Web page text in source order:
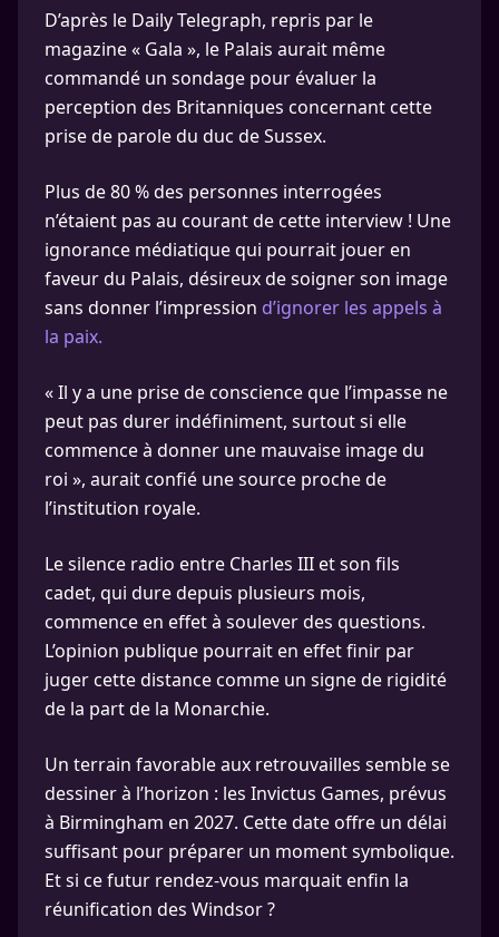
D’après le Daily Telegraph, repris par le
magazine « Gala », le Palais aurait même
commandé un sondage pour évaluer la
perception des Britanniques concernant cette
prise de parole du duc de Sussex.
Plus de 80 % des personnes interrogées
n’étaient pas au courant de cette interview ! Une
ignorance médiatique qui pourrait jouer en
faveur du Palais, désireux de soigner son image
sans donner l’impression d’ignorer les appels à
la paix.
« Il y a une prise de conscience que l’impasse ne
peut pas durer indéfiniment, surtout si elle
commence à donner une mauvaise image du
roi », aurait confié une source proche de
l’institution royale.
Le silence radio entre Charles III et son fils
cadet, qui dure depuis plusieurs mois,
commence en effet à soulever des questions.
L’opinion publique pourrait en effet finir par
juger cette distance comme un signe de rigidité
de la part de la Monarchie.
Un terrain favorable aux retrouvailles semble se
dessiner à l’horizon : les Invictus Games, prévus
à Birmingham en 2027. Cette date offre un délai
suffisant pour préparer un moment symbolique.
Et si ce futur rendez-vous marquait enfin la
réunification des Windsor ?